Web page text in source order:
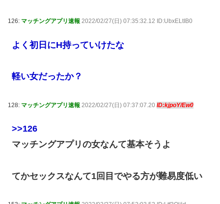
126: マッチングアプリ速報 2022/02/27(日) 07:35:32.12 ID:UbxELtIB0
よく初日にH持っていけたな
軽い女だったか？
128: マッチングアプリ速報 2022/02/27(日) 07:37:07.20 ID:kjpoY/Ew0
>>126
マッチングアプリの女なんて基本そうよ
てかセックスなんて1回目でやる方が難易度低い